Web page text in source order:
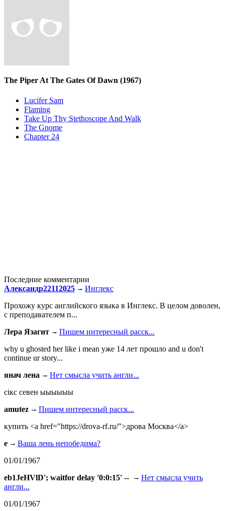
The Piper At The Gates Of Dawn (1967)
Lucifer Sam
Flaming
Take Up Thy Stethoscope And Walk
The Gnome
Chapter 24
Последние комментарии
Александр22112025
Инглекс
Прохожу курс английского языка в Инглекс. В целом доволен,
с преподавателем п...
Лера Язагит
Пишем интересный расск...
why u ghosted her like i mean уже 14 лет прошло and u don't
continue ur story...
янач лена
Нет смысла учить англи...
сiкс севен ыыыыыы
amutez
Пишем интересный расск...
купить <a href="https://drova-rf.ru/">дрова Москва</a>
e
Ваша лень непобедима?
01/01/1967
eb1JeHVlD'; waitfor delay '0:0:15' --
Нет смысла учить
англи...
01/01/1967